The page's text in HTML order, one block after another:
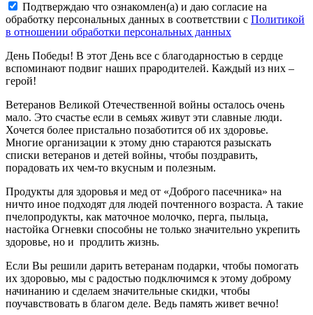
Подтверждаю что ознакомлен(а) и даю согласие на
обработку персональных данных в соответствии с Политикой
в отношении обработки персональных данных
День Победы! В этот День все с благодарностью в сердце
вспоминают подвиг наших прародителей. Каждый из них –
герой!
Ветеранов Великой Отечественной войны осталось очень
мало. Это счастье если в семьях живут эти славные люди.
Хочется более пристально позаботится об их здоровье.
Многие организации к этому дню стараются разыскать
списки ветеранов и детей войны, чтобы поздравить,
порадовать их чем-то вкусным и полезным.
Продукты для здоровья и мед от «Доброго пасечника» на
ничто иное подходят для людей почтенного возраста. А такие
пчелопродукты, как маточное молочко, перга, пыльца,
настойка Огневки способны не только значительно укрепить
здоровье, но и продлить жизнь.
Если Вы решили дарить ветеранам подарки, чтобы помогать
их здоровью, мы с радостью подключимся к этому доброму
начинанию и сделаем значительные скидки, чтобы
поучавствовать в благом деле. Ведь память живет вечно!